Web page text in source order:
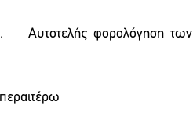
Αυτοτελής φορολόγηση των